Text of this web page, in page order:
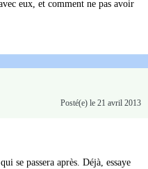
eux, et comment ne pas avoir
Posté(e) le 21 avril 2013
se passera après. Déjà, essaye